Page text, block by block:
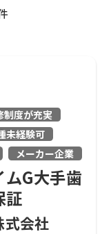
制度が充実
未経験可
メーカー企業
G大手歯
証
式会社